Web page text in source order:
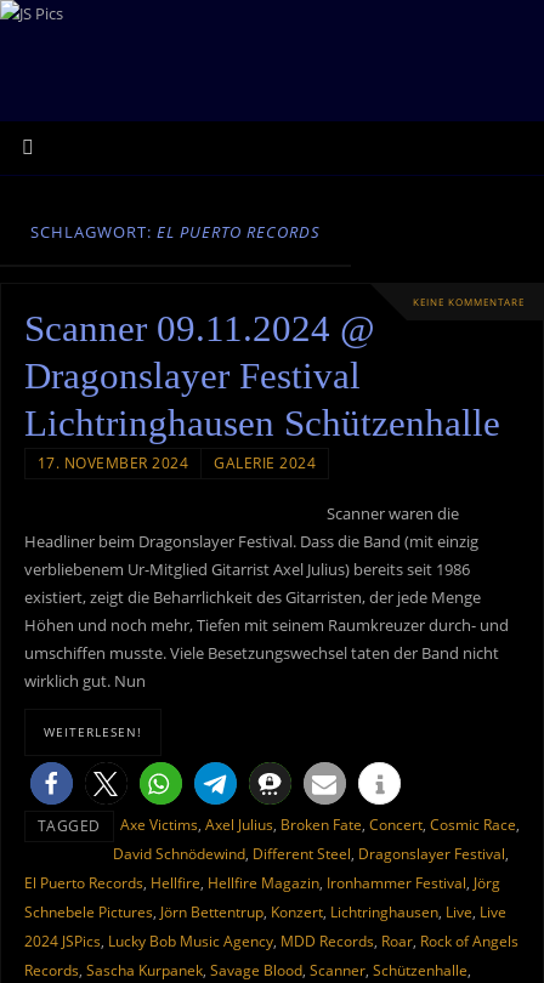
SCHLAGWORT: EL PUERTO RECORDS
KEINE KOMMENTARE
Scanner 09.11.2024 @
Dragonslayer Festival
Lichtringhausen Schützenhalle
17. NOVEMBER 2024 GALERIE 2024
Scanner waren die
Headliner beim Dragonslayer Festival. Dass die Band (mit einzig
verbliebenem Ur-Mitglied Gitarrist Axel Julius) bereits seit 1986
existiert, zeigt die Beharrlichkeit des Gitarristen, der jede Menge
Höhen und noch mehr, Tiefen mit seinem Raumkreuzer durch- und
umschiffen musste. Viele Besetzungswechsel taten der Band nicht
wirklich gut. Nun
WEITERLESEN!
TAGGED Axe Victims, Axel Julius, Broken Fate, Concert, Cosmic Race,
David Schnödewind, Different Steel, Dragonslayer Festival,
El Puerto Records, Hellfire, Hellfire Magazin, Ironhammer Festival, Jörg
Schnebele Pictures, Jörn Bettentrup, Konzert, Lichtringhausen, Live, Live
2024 JSPics, Lucky Bob Music Agency, MDD Records, Roar, Rock of Angels
Records, Sascha Kurpanek, Savage Blood, Scanner, Schützenhalle,